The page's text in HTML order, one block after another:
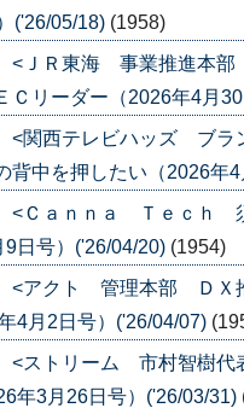
('26/05/18) (1958)
<ＪＲ東海 事業推進本
Ｃリーダー（2026年4月
<関西テレビハッズ ブ
背中を押したい（2026年
<Ｃａｎｎａ Ｔｅｃｈ
9日号）('26/04/20) (1954)
<アクト 管理本部 ＤＸ
年4月2日号）('26/04/07)
<ストリーム 市村智樹代
年3月26日号）('26/03/31)